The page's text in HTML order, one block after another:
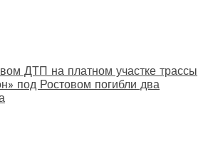
ДТП на платном участке трассы
под Ростовом погибли два